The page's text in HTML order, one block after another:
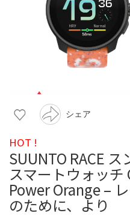
シェア
HOT !
SUUNTO RACE
スマートウォッチ
Power Orange –
のために、より